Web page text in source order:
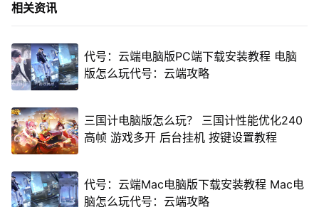
相关资讯
代号：云端电脑版PC端下载安装教程 电脑
版怎么玩代号：云端攻略
三国计电脑版怎么玩？ 三国计性能优化240
高帧 游戏多开 后台挂机 按键设置教程
代号：云端Mac电脑版下载安装教程 Mac电
脑怎么玩代号：云端攻略